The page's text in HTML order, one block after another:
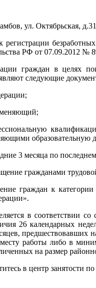
ул. Октябрьская,
РФ от 07.09.2012 №
граждан в целях
следующие
образовательную
3 месяца по
гражданами
граждан к
в
26 календарных
предшествовавших
работы либо в
на размер
в центр занятости по